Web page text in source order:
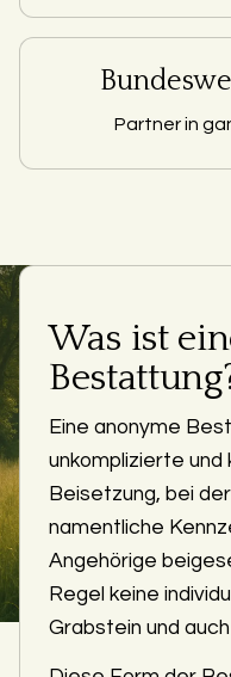
Partner in
Was ist
Eine anonyme
unkomplizierte
Beisetzung, bei
namentliche
Angehörige
Regel keine
Grabstein und